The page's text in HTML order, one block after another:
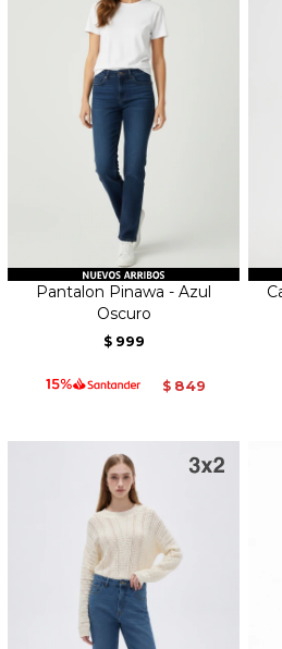
Pantalon Pinawa - Azul
Oscuro
$ 999
$ 849